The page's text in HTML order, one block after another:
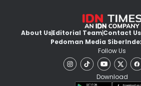
About UsEditorial TeamContact Us
Pedoman Media Siber
Follow Us
Download